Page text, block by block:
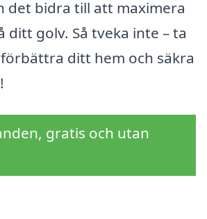
det bidra till att maximera
ditt golv. Så tveka inte – ta
ditt hem och säkra
gratis och utan